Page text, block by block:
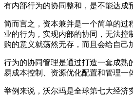
有内部行为的协同整和，是不能达成
简而言之，资本兼并是一个简单的过
业的行为，实现内部的协同，无法控
购的意义就荡然无存，而且会给自己
行为的协同管理是通过打造一套成熟
易成本控制、资源优化配置和管理一
举例来说，沃尔玛是全球第七大经济